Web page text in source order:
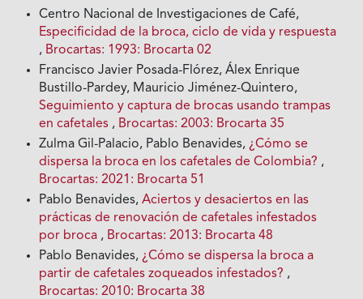
Centro Nacional de Investigaciones de Café,
Especificidad de la broca, ciclo de vida y respuesta
, Brocartas: 1993: Brocarta 02
Francisco Javier Posada-Flórez, Álex Enrique
Bustillo-Pardey, Mauricio Jiménez-Quintero,
Seguimiento y captura de brocas usando trampas
en cafetales , Brocartas: 2003: Brocarta 35
Zulma Gil-Palacio, Pablo Benavides,¿Cómo se
dispersa la broca en los cafetales de Colombia? ,
Brocartas: 2021: Brocarta 51
Pablo Benavides,Aciertos y desaciertos en las
prácticas de renovación de cafetales infestados
por broca , Brocartas: 2013: Brocarta 48
Pablo Benavides,¿Cómo se dispersa la broca a
partir de cafetales zoqueados infestados? ,
Brocartas: 2010: Brocarta 38